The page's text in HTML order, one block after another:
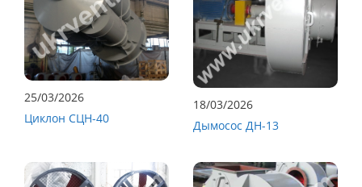
25/03/2026
Циклон СЦН-40
18/03/2026
Дымосос ДН-13